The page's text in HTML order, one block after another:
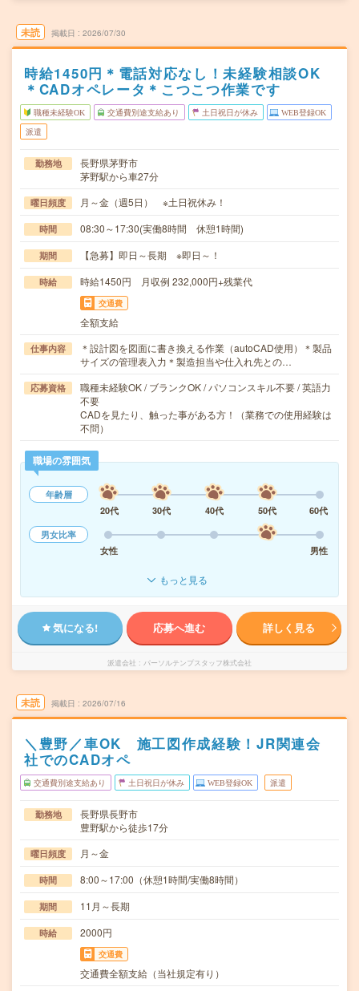
未読 掲載日 2026/07/30
時給1450円＊電話対応なし！未経験相談OK
＊CADオペレータ＊こつこつ作業です
職種未経験OK 交通費別途支給あり 土日祝日が休み WEB登録OK
派遣
勤務地
長野県茅野市
茅野駅から車27分
曜日頻度 月～金（週5日） ※土日祝休み！
時間 08:30～17:30(実働8時間 休憩1時間)
期間 【急募】即日～長期 ※即日～！
時給 時給1450円 月収例 232,000円+残業代
交通費
全額支給
仕事内容
＊設計図を図面に書き換える作業（autoCAD使用）＊製品
サイズの管理表入力＊製造担当や仕入れ先との…
応募資格
職種未経験OK / ブランクOK / パソコンスキル不要 / 英語力
不要
CADを見たり、触った事がある方！（業務での使用経験は
不問）
職場の雰囲気
年齢層
20代
30代 40代 50代
60代
男女比率
女性
男性
もっと見る
気になる! 応募へ進む 詳しく見る
派遣会社 パーソルテンプスタッフ株式会社
未読 掲載日 2026/07/16
＼豊野／車OK 施工図作成経験！JR関連会
社でのCADオペ
交通費別途支給あり 土日祝日が休み WEB登録OK 派遣
勤務地
長野県長野市
豊野駅から徒歩17分
曜日頻度 月～金
時間 8:00～17:00（休憩1時間/実働8時間）
期間 11月～長期
時給 2000円
交通費
交通費全額支給（当社規定有り）